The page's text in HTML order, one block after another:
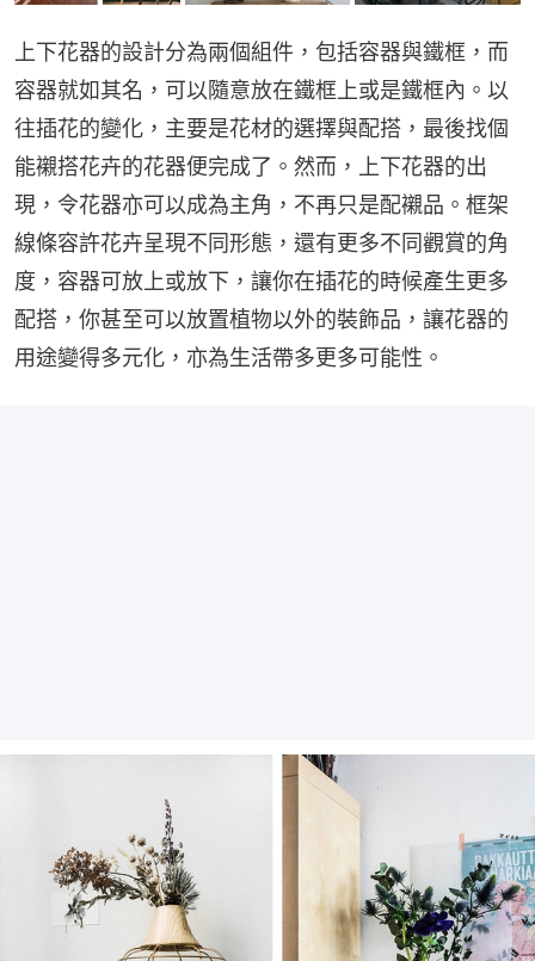
上下花器的設計分為兩個組件，包括容器與鐵框，而
容器就如其名，可以隨意放在鐵框上或是鐵框內。以
往插花的變化，主要是花材的選擇與配搭，最後找個
能襯搭花卉的花器便完成了。然而，上下花器的出
現，令花器亦可以成為主角，不再只是配襯品。框架
線條容許花卉呈現不同形態，還有更多不同觀賞的角
度，容器可放上或放下，讓你在插花的時候產生更多
配搭，你甚至可以放置植物以外的裝飾品，讓花器的
用途變得多元化，亦為生活帶多更多可能性。